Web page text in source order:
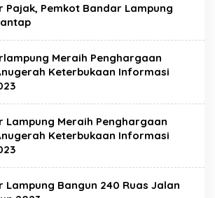
Pajak, Pemkot Bandar Lampung
Meraih Penghargaan
Keterbukaan Informasi
Lampung Meraih Penghargaan
Keterbukaan Informasi
Lampung Bangun 240 Ruas Jalan